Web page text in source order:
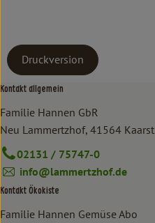
Druckversion
Kontakt allgemein
Familie Hannen GbR
Neu Lammertzhof, 41564 Kaarst
02131 / 75747-0
info@lammertzhof.de
Kontakt Ökokiste
Familie Hannen Gemüse Abo